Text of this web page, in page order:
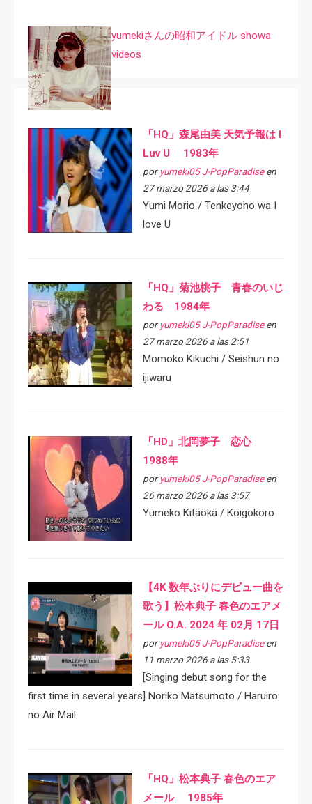
yumekiさんの昭和アイドル showa
videos
「HQ」森尾由美 天気予報は I
Luv U 1983年
por yumeki05 J-PopParadiseen
27 marzo 2026 a las 3:44
Yumi Morio / Tenkeyoho wa I
love U
「HQ」菊池桃子 青春のいじ
わる 1984年
por yumeki05 J-PopParadiseen
27 marzo 2026 a las 2:51
Momoko Kikuchi / Seishun no
ijiwaru
「HD」北岡夢子 恋心
1988年
por yumeki05 J-PopParadiseen
26 marzo 2026 a las 3:57
Yumeko Kitaoka / Koigokoro
【4K 数年ぶりにデビュー曲を
歌う】松本典子 春色のエアメ
ール O.A. 2024 年 02月 17日
por yumeki05 J-PopParadiseen
11 marzo 2026 a las 5:33
[Singing debut song for the
first time in several years] Noriko Matsumoto / Haruiro
no Air Mail
「HQ」松本典子 春色のエア
メール 1985年